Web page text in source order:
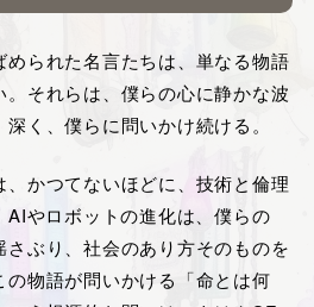
められた名言たちは、単なる物語
。それらは、僕らの心に静かな波
く、僕らに問いかけ続ける。
かつてないほどに、技術と倫理
やロボットの進化は、僕らの
さぶり、社会のあり方そのものを
物語が問いかける「命とは何